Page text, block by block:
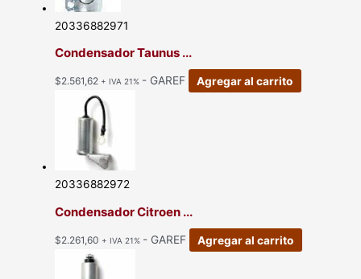
20336882971
Condensador Taunus ...
$2.561,62 + IVA 21% - GAREF Agregar al carrito
20336882972
Condensador Citroen ...
$2.261,60 + IVA 21% - GAREF Agregar al carrito